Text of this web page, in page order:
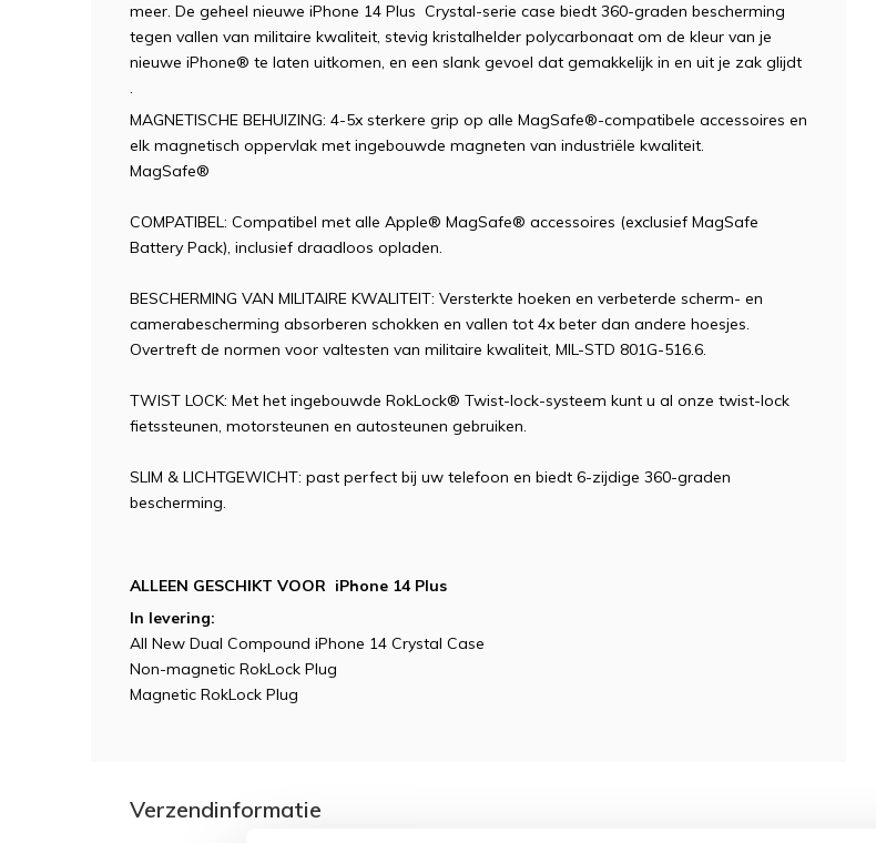
meer. De geheel nieuwe iPhone 14 Plus Crystal-serie case biedt 360-graden bescherming
tegen vallen van militaire kwaliteit, stevig kristalhelder polycarbonaat om de kleur van je
nieuwe iPhone® te laten uitkomen, en een slank gevoel dat gemakkelijk in en uit je zak glijdt
.
MAGNETISCHE BEHUIZING: 4-5x sterkere grip op alle MagSafe®-compatibele accessoires en
elk magnetisch oppervlak met ingebouwde magneten van industriële kwaliteit.
MagSafe®
COMPATIBEL: Compatibel met alle Apple® MagSafe® accessoires (exclusief MagSafe
Battery Pack), inclusief draadloos opladen.
BESCHERMING VAN MILITAIRE KWALITEIT: Versterkte hoeken en verbeterde scherm- en
camerabescherming absorberen schokken en vallen tot 4x beter dan andere hoesjes.
Overtreft de normen voor valtesten van militaire kwaliteit, MIL-STD 801G-516.6.
TWIST LOCK: Met het ingebouwde RokLock® Twist-lock-systeem kunt u al onze twist-lock
fietssteunen, motorsteunen en autosteunen gebruiken.
SLIM & LICHTGEWICHT: past perfect bij uw telefoon en biedt 6-zijdige 360-graden
bescherming.
ALLEEN GESCHIKT VOOR iPhone 14 Plus
In levering:
All New Dual Compound iPhone 14 Crystal Case
Non-magnetic RokLock Plug
Magnetic RokLock Plug
Verzendinformatie